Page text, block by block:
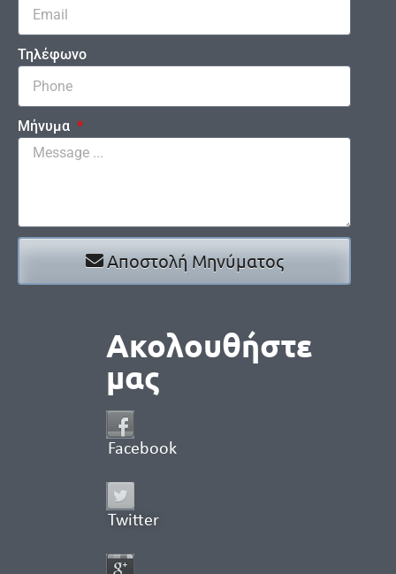
Τηλέφωνο
Μήνυμα
Αποστολή Μηνύματος
Ακολουθήστε
μας
Facebook
Twitter